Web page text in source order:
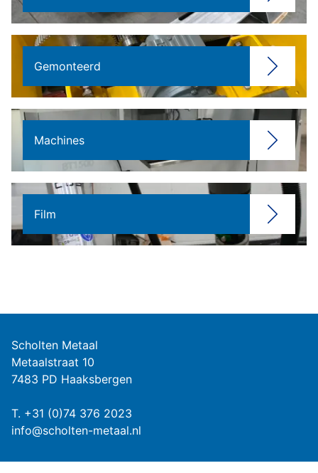
Gemonteerd
Machines
Film
Scholten Metaal
Metaalstraat 10
7483 PD Haaksbergen
T. +31 (0)74 376 2023
info@scholten-metaal.nl